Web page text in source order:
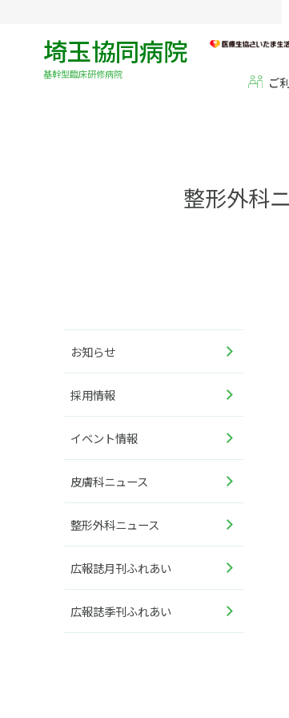
埼玉協同病院
基幹型臨床研修病院
ご
整形外科
お知らせ
採用情報
イベント情報
皮膚科ニュース
整形外科ニュース
広報誌月刊ふれあい
広報誌季刊ふれあい